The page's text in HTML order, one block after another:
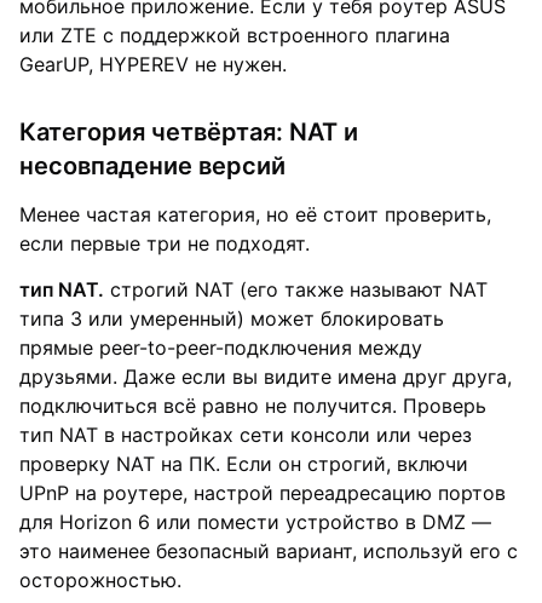
мобильное приложение. Если у тебя роутер ASUS
или ZTE с поддержкой встроенного плагина
GearUP, HYPEREV не нужен.
Категория четвёртая: NAT и
несовпадение версий
Менее частая категория, но её стоит проверить,
если первые три не подходят.
тип NAT. строгий NAT (его также называют NAT
типа 3 или умеренный) может блокировать
прямые peer-to-peer-подключения между
друзьями. Даже если вы видите имена друг друга,
подключиться всё равно не получится. Проверь
тип NAT в настройках сети консоли или через
проверку NAT на ПК. Если он строгий, включи
UPnP на роутере, настрой переадресацию портов
для Horizon 6 или помести устройство в DMZ —
это наименее безопасный вариант, используй его с
осторожностью.